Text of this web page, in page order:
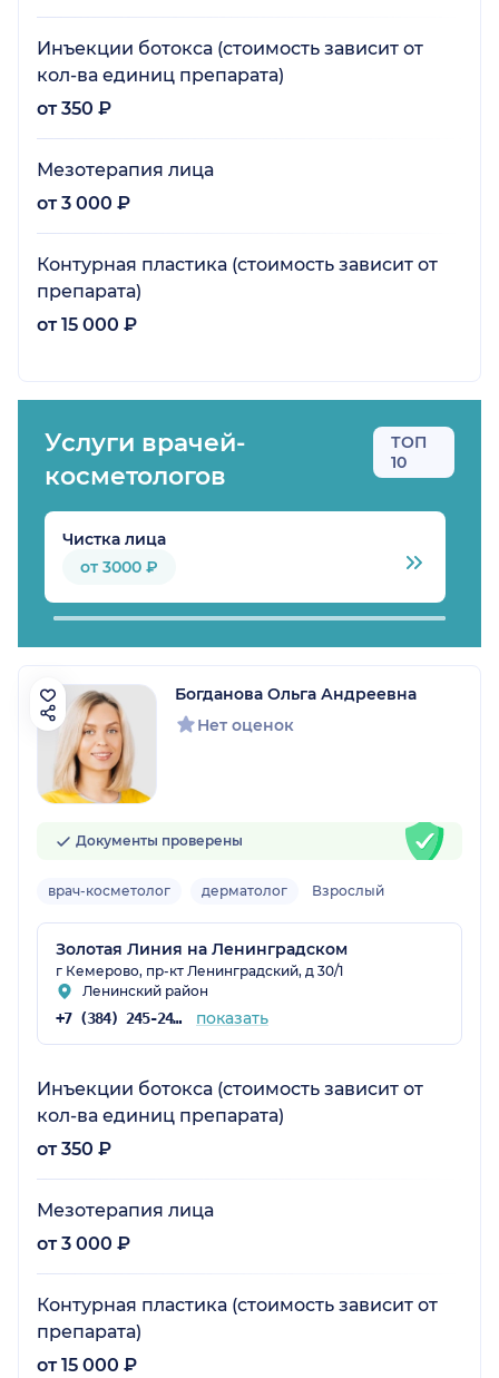
Инъекции ботокса (стоимость зависит от
кол-ва единиц препарата)
от 350 ₽
Мезотерапия лица
от 3 000 ₽
Контурная пластика (стоимость зависит от
препарата)
от 15 000 ₽
Услуги врачей-
косметологов
ТОП
10
Чистка лица
от 3000 ₽
Богданова Ольга Андреевна
Нет оценок
Документы проверены
врач-косметолог дерматолог Взрослый
Золотая Линия на Ленинградском
г Кемерово, пр-кт Ленинградский, д 30/1
Ленинский район
+7 (384) 245-24-52 показать
Инъекции ботокса (стоимость зависит от
кол-ва единиц препарата)
от 350 ₽
Мезотерапия лица
от 3 000 ₽
Контурная пластика (стоимость зависит от
препарата)
от 15 000 ₽